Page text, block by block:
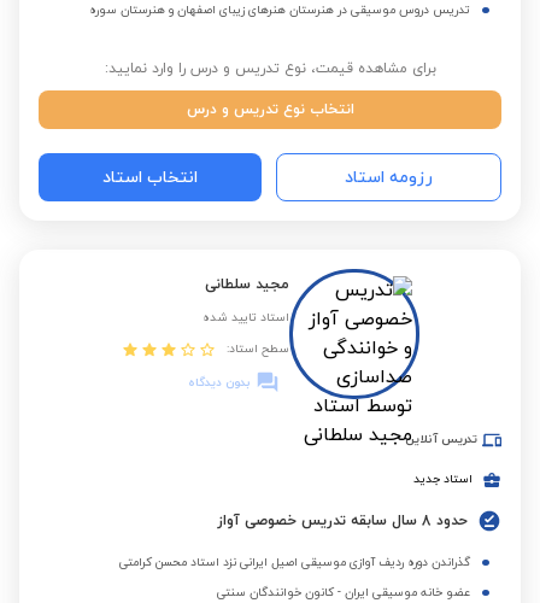
تدریس دروس موسیقی در هنرستان هنرهای زیبای اصفهان و هنرستان سوره
برای مشاهده قیمت، نوع تدریس و درس را وارد نمایید:
انتخاب نوع تدریس و درس
رزومه استاد انتخاب استاد
مجید سلطانی
استاد تایید شده
سطح استاد:
بدون دیدگاه
تدریس آنلاین
استاد جدید
حدود 8 سال سابقه تدریس خصوصی آواز
گذراندن دوره ردیف آوازی موسیقی اصیل ایرانی نزد استاد محسن کرامتی
عضو خانه موسیقی ایران - کانون خوانندگان سنتی